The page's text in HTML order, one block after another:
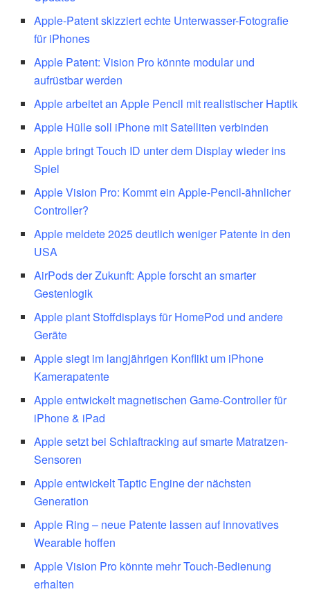
Apple-Patent skizziert echte Unterwasser-Fotografie
für iPhones
Apple Patent: Vision Pro könnte modular und
aufrüstbar werden
Apple arbeitet an Apple Pencil mit realistischer Haptik
Apple Hülle soll iPhone mit Satelliten verbinden
Apple bringt Touch ID unter dem Display wieder ins
Spiel
Apple Vision Pro: Kommt ein Apple-Pencil-ähnlicher
Controller?
Apple meldete 2025 deutlich weniger Patente in den
USA
AirPods der Zukunft: Apple forscht an smarter
Gestenlogik
Apple plant Stoffdisplays für HomePod und andere
Geräte
Apple siegt im langjährigen Konflikt um iPhone
Kamerapatente
Apple entwickelt magnetischen Game-Controller für
iPhone & iPad
Apple setzt bei Schlaftracking auf smarte Matratzen-
Sensoren
Apple entwickelt Taptic Engine der nächsten
Generation
Apple Ring – neue Patente lassen auf innovatives
Wearable hoffen
Apple Vision Pro könnte mehr Touch-Bedienung
erhalten